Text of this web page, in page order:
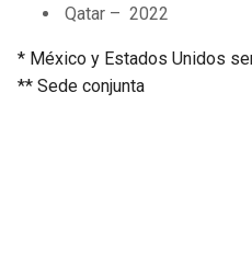
Qatar – 2022
* México y Estados Unidos
** Sede conjunta